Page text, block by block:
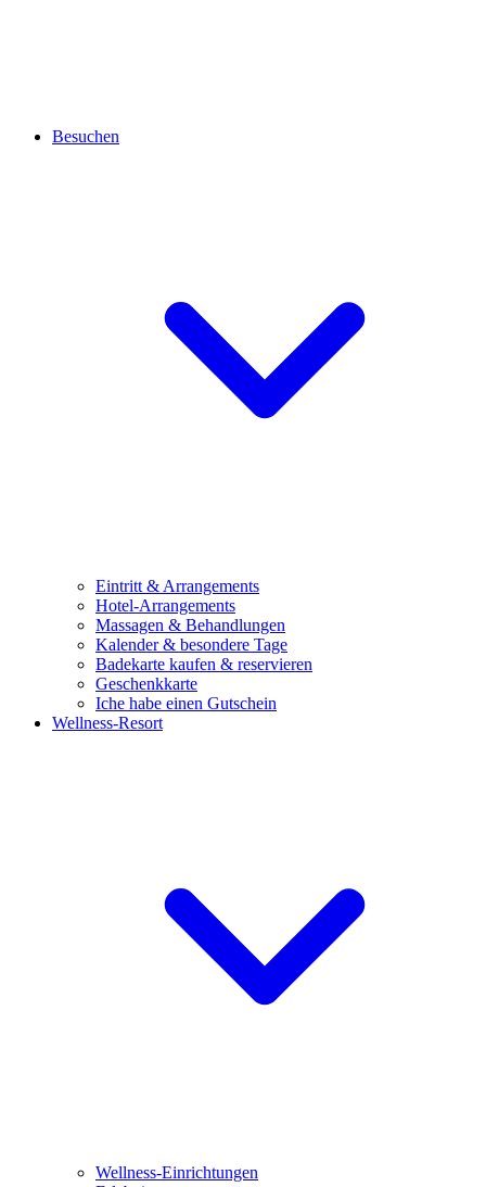
Besuchen
Eintritt & Arrangements
Hotel-Arrangements
Massagen & Behandlungen
Kalender & besondere Tage
Badekarte kaufen & reservieren
Geschenkkarte
Iche habe einen Gutschein
Wellness-Resort
Wellness-Einrichtungen